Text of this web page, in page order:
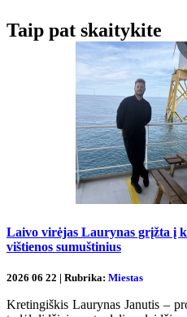
Taip pat skaitykite
Laivo virėjas Laurynas grįžta į
vištienos sumuštinius
2026 06 22 | Rubrika: Miestas
Kretingiškis Laurynas Janutis –